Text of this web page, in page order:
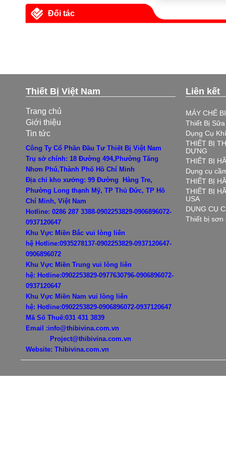
Đối tác
Thiết Bị Việt Nam
Trang chủ
Giới thiệu
Tin tức
Công Ty Cổ Phần Đầu Tư Thiết Bị Việt Nam
Trụ sở chính: 18 Đường 494,Phường Tăng
Nhơn Phú,Thành Phố Hồ Chí Minh
Địa chỉ kho xưởng: 99 Đường Hàng Tre,
Phường Long thạnh Mỹ, TP Thủ Đức, TP Hồ
Chí Minh, Việt Nam
Hotline: 0286 287 3388-0902253829-0906896072-
0937120647
Khu Vực Miền Bắc vui lòng liên
hệ Hotline:0935278137-0902253829-0937120647-
0906896072
Khu Vực Miền Trung vui lòng liên
hệ: Hotline:0902253829-0977630796-0906896072-
0937120647
Khu Vực Miền Nam vui lòng liên
hệ: Hotline:0902253829-0906896072-0937120647
Mã Số Thuế:031 431 3839
Email :info@thibivina.com.vn
Project@thibivina.com.vn
Website: Thibivina.com.vn
Liên kết
MÁY CHẾ
Thiết Bị
Dụng Cụ
THIẾT BỊ
DỰNG
THIẾT BỊ
Dụng cụ
THIẾT BỊ
THIẾT BỊ
USA
DỤNG CỤ
Thiết bị sơn